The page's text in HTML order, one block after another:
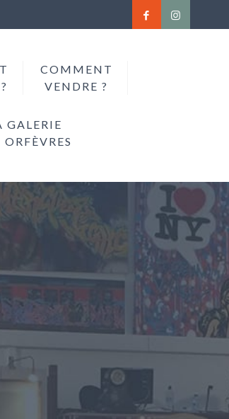
COMMENT
VENDRE ?
GALERIE
ORFÈVRES